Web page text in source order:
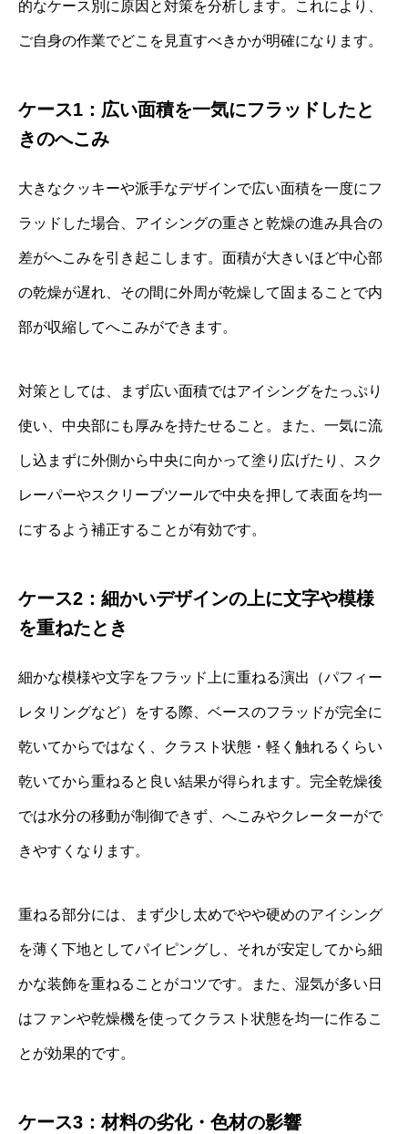
的なケース別に原因と対策を分析します。これにより、
ご自身の作業でどこを見直すべきかが明確になります。
ケース1：広い面積を一気にフラッドしたと
きのへこみ
大きなクッキーや派手なデザインで広い面積を一度にフ
ラッドした場合、アイシングの重さと乾燥の進み具合の
差がへこみを引き起こします。面積が大きいほど中心部
の乾燥が遅れ、その間に外周が乾燥して固まることで内
部が収縮してへこみができます。
対策としては、まず広い面積ではアイシングをたっぷり
使い、中央部にも厚みを持たせること。また、一気に流
し込まずに外側から中央に向かって塗り広げたり、スク
レーパーやスクリーブツールで中央を押して表面を均一
にするよう補正することが有効です。
ケース2：細かいデザインの上に文字や模様
を重ねたとき
細かな模様や文字をフラッド上に重ねる演出（パフィー
レタリングなど）をする際、ベースのフラッドが完全に
乾いてからではなく、クラスト状態・軽く触れるくらい
乾いてから重ねると良い結果が得られます。完全乾燥後
では水分の移動が制御できず、へこみやクレーターがで
きやすくなります。
重ねる部分には、まず少し太めでやや硬めのアイシング
を薄く下地としてパイピングし、それが安定してから細
かな装飾を重ねることがコツです。また、湿気が多い日
はファンや乾燥機を使ってクラスト状態を均一に作るこ
とが効果的です。
ケース3：材料の劣化・色材の影響